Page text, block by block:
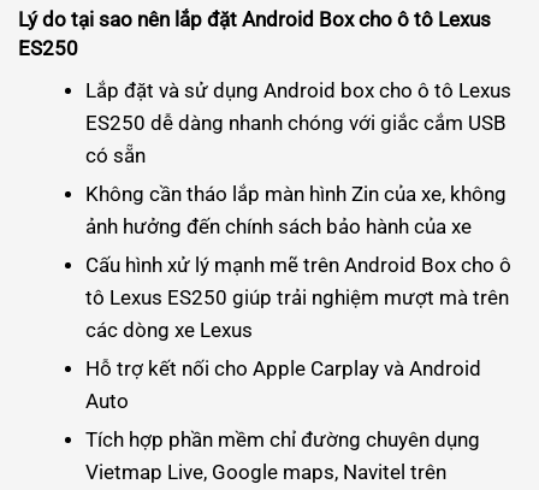
Lý do tại sao nên lắp đặt Android Box cho ô tô Lexus
ES250
Lắp đặt và sử dụng Android box cho ô tô Lexus
ES250 dễ dàng nhanh chóng với giắc cắm USB
có sẵn
Không cần tháo lắp màn hình Zin của xe, không
ảnh hưởng đến chính sách bảo hành của xe
Cấu hình xử lý mạnh mẽ trên Android Box cho ô
tô Lexus ES250 giúp trải nghiệm mượt mà trên
các dòng xe Lexus
Hỗ trợ kết nối cho Apple Carplay và Android
Auto
Tích hợp phần mềm chỉ đường chuyên dụng
Vietmap Live, Google maps, Navitel trên